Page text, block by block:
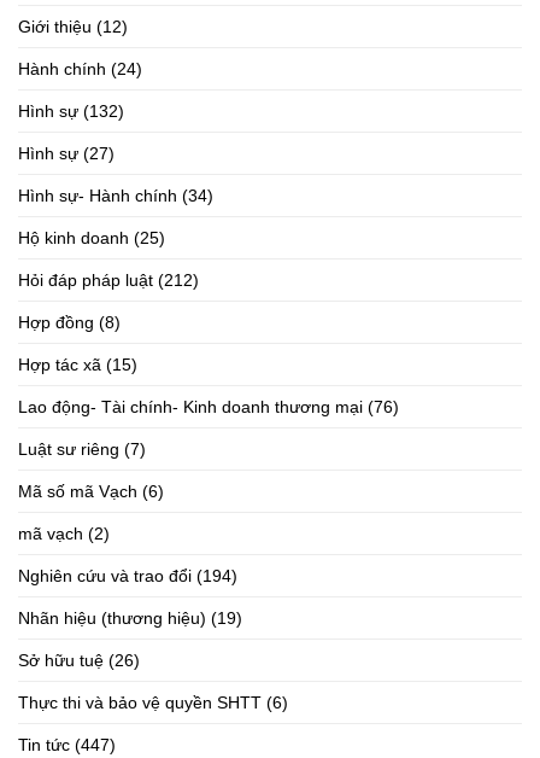
Giới thiệu (12)
Hành chính (24)
Hình sự (132)
Hình sự (27)
Hình sự- Hành chính (34)
Hộ kinh doanh (25)
Hỏi đáp pháp luật (212)
Hợp đồng (8)
Hợp tác xã (15)
Lao động- Tài chính- Kinh doanh thương mại (76)
Luật sư riêng (7)
Mã số mã Vạch (6)
mã vạch (2)
Nghiên cứu và trao đổi (194)
Nhãn hiệu (thương hiệu) (19)
Sở hữu tuệ (26)
Thực thi và bảo vệ quyền SHTT (6)
Tin tức (447)